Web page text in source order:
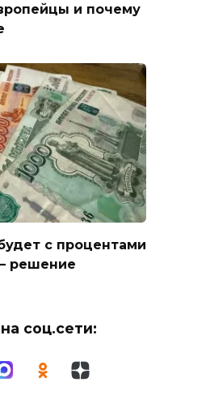
и почему
с процентами
решение
соц.сети: